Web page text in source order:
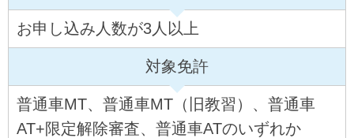
お申し込み人数が3人以上
対象免許
普通車MT、普通車MT（旧教習）、普通車
AT+限定解除審査、普通車ATのいずれか